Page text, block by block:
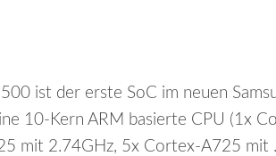
ist der erste SoC im neuen
10-Kern ARM basierte CPU (1x
mit 2.74GHz, 5x Cortex-A725 mit